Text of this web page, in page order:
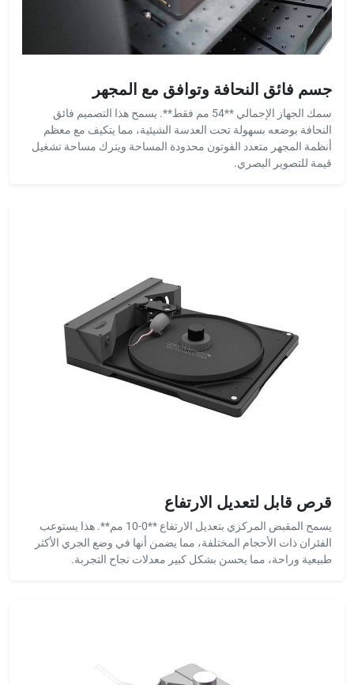
جسم فائق النحافة وتوافق مع المجهر
سمك الجهاز الإجمالي **54 مم فقط**. يسمح هذا التصميم فائق
النحافة بوضعه بسهولة تحت العدسة الشيئية، مما يتكيف مع معظم
أنظمة المجهر متعدد الفوتون محدودة المساحة ويترك مساحة تشغيل
قيمة للتصوير البصري.
قرص قابل لتعديل الارتفاع
يسمح المقبض المركزي بتعديل الارتفاع **0-10 مم**. هذا يستوعب
الفئران ذات الأحجام المختلفة، مما يضمن أنها في وضع الجري الأكثر
طبيعية وراحة، مما يحسن بشكل كبير معدلات نجاح التجربة.